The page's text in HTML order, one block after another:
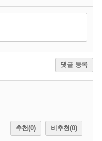
댓글 등록
추천(0) 비추천(0)